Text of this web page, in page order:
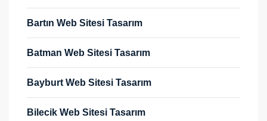
Bartın Web Sitesi Tasarım
Batman Web Sitesi Tasarım
Bayburt Web Sitesi Tasarım
Bilecik Web Sitesi Tasarım